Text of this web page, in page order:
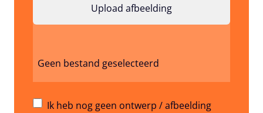
Geen bestand geselecteerd
Ik heb nog geen ontwerp / afbeelding